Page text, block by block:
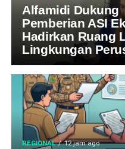
Alfamidi Dukung
Pemberian ASI
Hadirkan Ruang
Lingkungan
REGIONAL 12 jam ago